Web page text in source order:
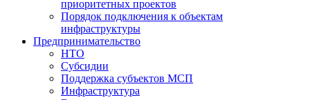
приоритетных проектов
Порядок подключения к объектам
инфраструктуры
Предпринимательство
НТО
Субсидии
Поддержка субъектов МСП
Инфраструктура